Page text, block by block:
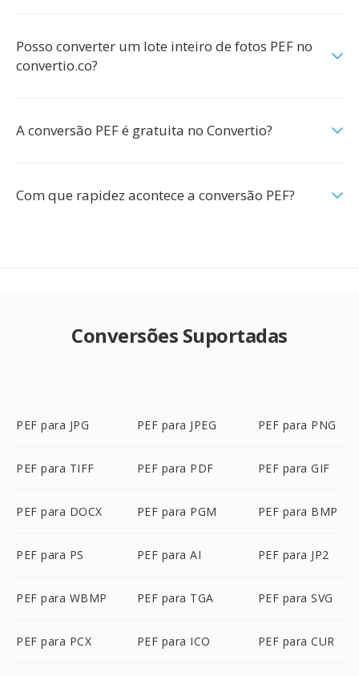
Posso converter um lote inteiro de fotos PEF no
convertio.co?
A conversão PEF é gratuita no Convertio?
Com que rapidez acontece a conversão PEF?
Conversões Suportadas
PEF para JPG PEF para JPEG PEF para PNG
PEF para TIFF PEF para PDF PEF para GIF
PEF para DOCX PEF para PGM PEF para BMP
PEF para PS PEF para AI PEF para JP2
PEF para WBMP PEF para TGA PEF para SVG
PEF para PCX PEF para ICO PEF para CUR